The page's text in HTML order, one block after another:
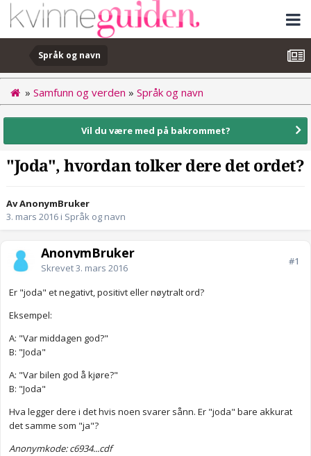
Språk og navn
» Samfunn og verden » Språk og navn
Vil du være med på bakrommet?
"Joda", hvordan tolker dere det ordet?
Av AnonymBruker
3. mars 2016 i Språk og navn
AnonymBruker
Skrevet3. mars 2016
#1
Er "joda" et negativt, positivt eller nøytralt ord?
Eksempel:
A: "Var middagen god?"
B: "Joda"
A: "Var bilen god å kjøre?"
B: "Joda"
Hva legger dere i det hvis noen svarer sånn. Er "joda" bare akkurat
det samme som "ja"?
Anonymkode: c6934...cdf